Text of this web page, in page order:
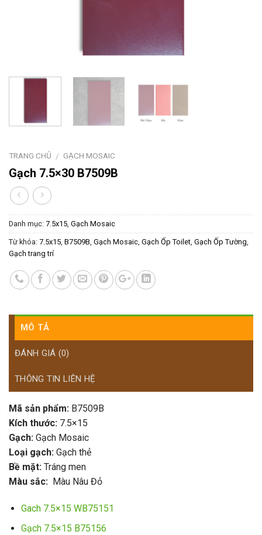
TRANG CHỦ / GẠCH MOSAIC
Gạch 7.5×30 B7509B
Danh mục: 7.5x15, Gạch Mosaic
Từ khóa: 7.5x15, B7509B, Gạch Mosaic, Gạch Ốp Toilet, Gạch Ốp Tường,
Gạch trang trí
MÔ TẢ
ĐÁNH GIÁ (0)
THÔNG TIN LIÊN HỆ
Mã sản phẩm: B7509B
Kích thước: 7.5×15
Gạch: Gạch Mosaic
Loại gạch: Gạch thẻ
Bề mặt: Tráng men
Màu sắc: Màu Nâu Đỏ
Gach 7.5×15 WB75151
Gạch 7.5×15 B75156